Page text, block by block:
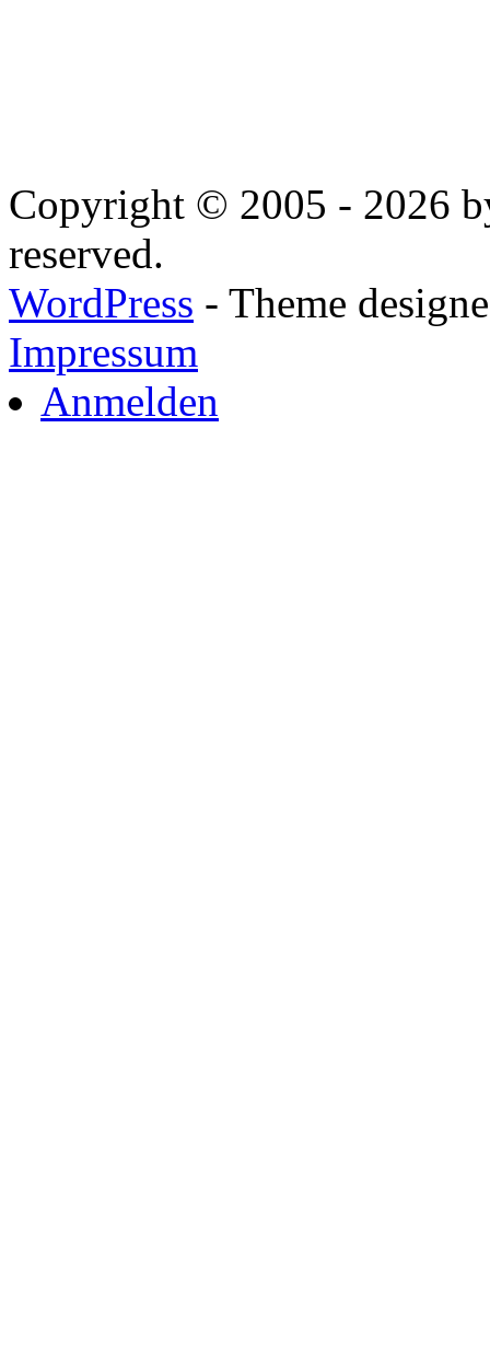
Copyright © 2005 - 2026
reserved.
WordPress - Theme
Impressum
Anmelden